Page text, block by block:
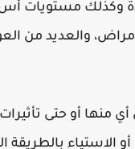
وكذلك مستويات
والعديد من
منها أو حتى تأثيرات
أو الاستياء